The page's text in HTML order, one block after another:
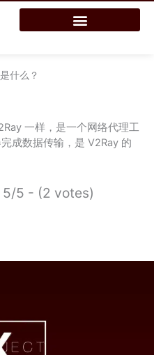
什么？
一样，是一个网络代理工
成数据传输，是 V2Ray 的
5/5 - (2 votes)